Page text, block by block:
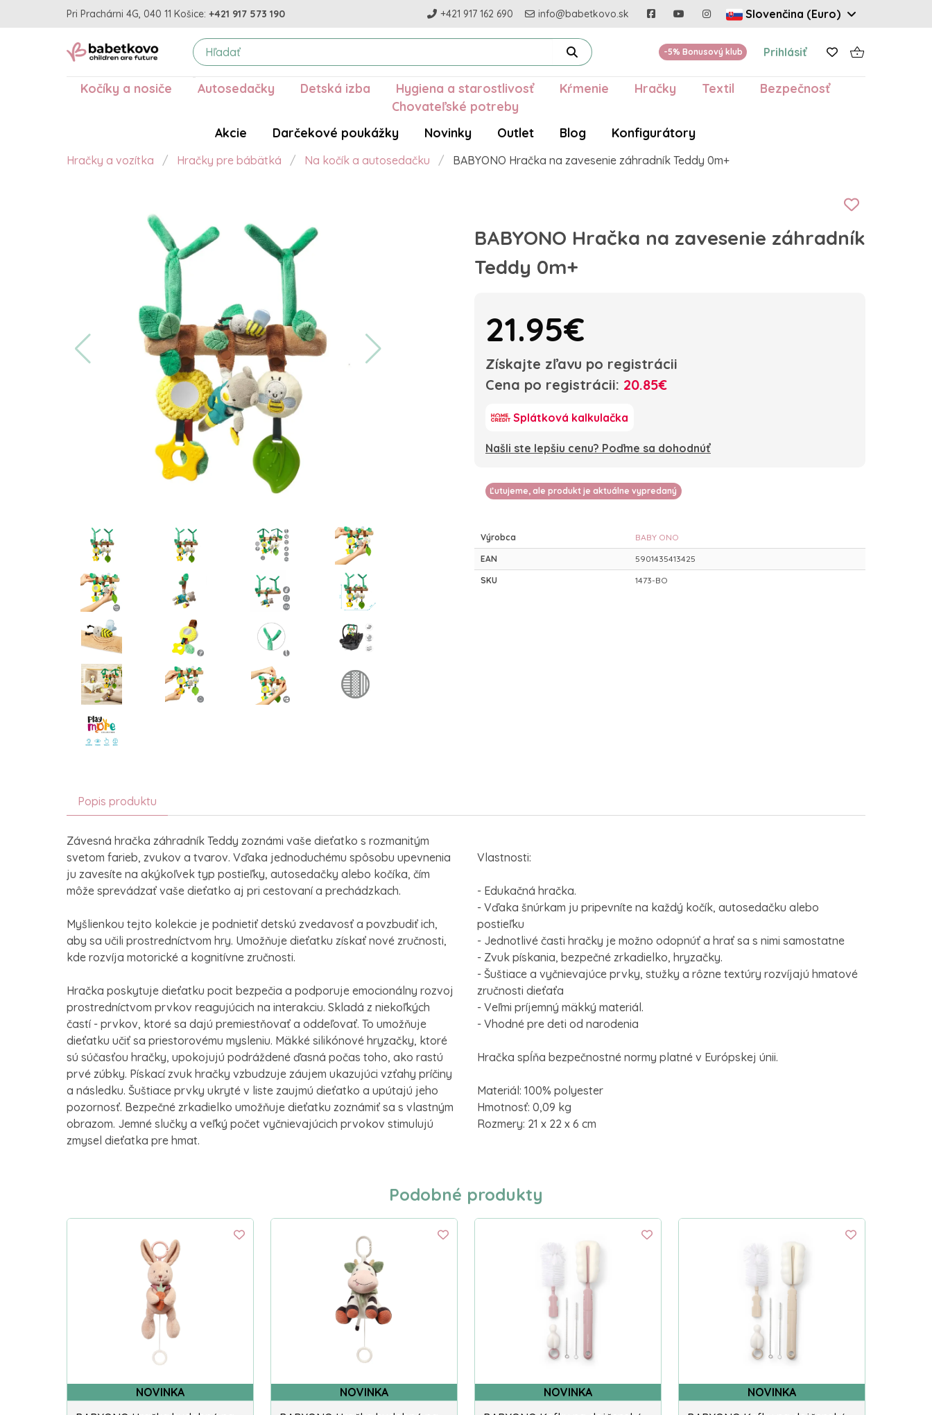
Pri Prachárni 4G, 040 11 Košice: +421 917 573 190 +421 917 162 690 info@babetkovo.sk Slovenčina (Euro)
-5% Bonusový klub Prihlásiť
Kočíky a nosiče Autosedačky Detská izba Hygiena a starostlivosť Kŕmenie Hračky Textil
Bezpečnosť
Chovateľské potreby
Akcie
Darčekové poukážky Novinky Outlet Blog Konfigurátory
Hračky a vozítka Hračky pre bábätká Na kočík a autosedačku BABYONO Hračka na zavesenie záhradník Teddy 0m+
BABYONO Hračka na zavesenie záhradník
Teddy 0m+
21.95€
Získajte zľavu po registrácii
Cena po registrácii: 20.85€
Splátková kalkulačka
Našli ste lepšiu cenu? Poďme sa dohodnúť
Ľutujeme, ale produkt je aktuálne vypredaný
Výrobca BABY ONO
EAN 5901435413425
SKU 1473-BO
Popis produktu
Závesná hračka záhradník Teddy zoznámi vaše dieťatko s rozmanitým
svetom farieb, zvukov a tvarov. Vďaka jednoduchému spôsobu upevnenia
ju zavesíte na akýkoľvek typ postieľky, autosedačky alebo kočíka, čím
môže sprevádzať vaše dieťatko aj pri cestovaní a prechádzkach.
Myšlienkou tejto kolekcie je podnietiť detskú zvedavosť a povzbudiť ich,
aby sa učili prostredníctvom hry. Umožňuje dieťatku získať nové zručnosti,
kde rozvíja motorické a kognitívne zručnosti.
Hračka poskytuje dieťatku pocit bezpečia a podporuje emocionálny rozvoj
prostredníctvom prvkov reagujúcich na interakciu. Skladá z niekoľkých
častí - prvkov, ktoré sa dajú premiestňovať a oddeľovať. To umožňuje
dieťatku učiť sa priestorovému mysleniu. Mäkké silikónové hryzačky, ktoré
sú súčasťou hračky, upokojujú podráždené ďasná počas toho, ako rastú
prvé zúbky. Pískací zvuk hračky vzbudzuje záujem ukazujúci vzťahy príčiny
a následku. Šuštiace prvky ukryté v liste zaujmú dieťatko a upútajú jeho
pozornosť. Bezpečné zrkadielko umožňuje dieťatku zoznámiť sa s vlastným
obrazom. Jemné slučky a veľký počet vyčnievajúcich prvokov stimulujú
zmysel dieťatka pre hmat.
Vlastnosti:
- Edukačná hračka.
- Vďaka šnúrkam ju pripevníte na každý kočík, autosedačku alebo
postieľku
- Jednotlivé časti hračky je možno odopnúť a hrať sa s nimi samostatne
- Zvuk pískania, bezpečné zrkadielko, hryzačky.
- Šuštiace a vyčnievajúce prvky, stužky a rôzne textúry rozvíjajú hmatové
zručnosti dieťaťa
- Veľmi príjemný mäkký materiál.
- Vhodné pre deti od narodenia
Hračka spĺňa bezpečnostné normy platné v Európskej únii.
Materiál: 100% polyester
Hmotnosť: 0,09 kg
Rozmery: 21 x 22 x 6 cm
Podobné produkty
NOVINKA
NOVINKA
NOVINKA
NOVINKA